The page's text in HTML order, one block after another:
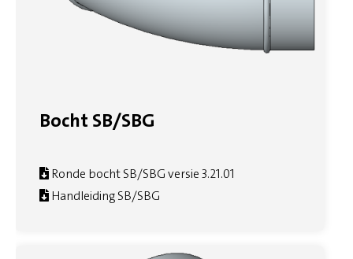
Bocht SB/SBG
Ronde bocht SB/SBG versie 3.21.01
Handleiding SB/SBG